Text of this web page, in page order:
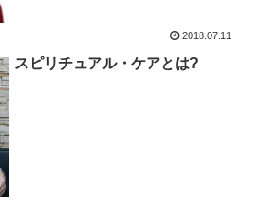
2018.07.11
スピリチュアル・ケアとは?